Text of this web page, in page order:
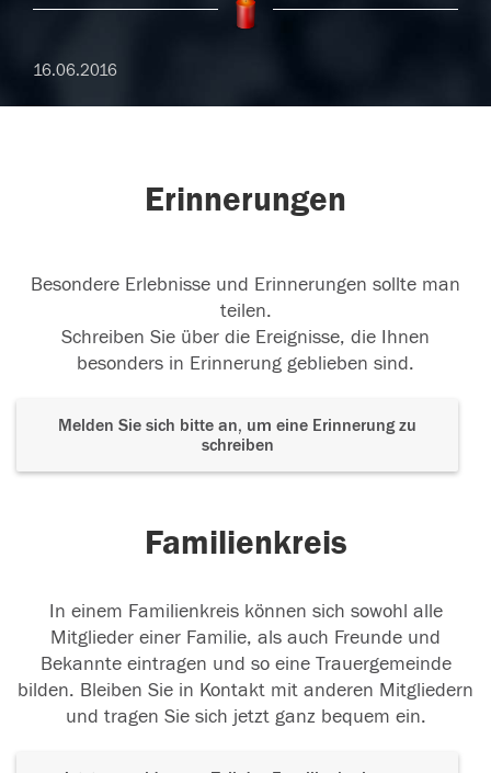
16.06.2016
Erinnerungen
Besondere Erlebnisse und Erinnerungen sollte man
teilen.
Schreiben Sie über die Ereignisse, die Ihnen
besonders in Erinnerung geblieben sind.
Melden Sie sich bitte an, um eine Erinnerung zu
schreiben
Familienkreis
In einem Familienkreis können sich sowohl alle
Mitglieder einer Familie, als auch Freunde und
Bekannte eintragen und so eine Trauergemeinde
bilden. Bleiben Sie in Kontakt mit anderen Mitgliedern
und tragen Sie sich jetzt ganz bequem ein.